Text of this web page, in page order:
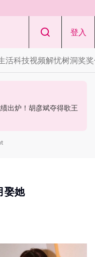
登入
活科技视频解忧树洞奖
发文向BLINK道歉！
出炉！胡彦斌夺得歌王
有望继续演
娶她